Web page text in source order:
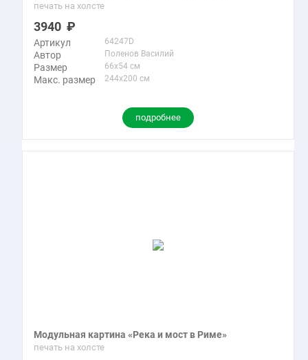
печать на холсте
3940
Артикул 64247D
Автор Поленов Василий
Размер 66x54 см
Макс. размер 244x200 см
подробнее
Модульная картина «Река и мост в Риме»
печать на холсте